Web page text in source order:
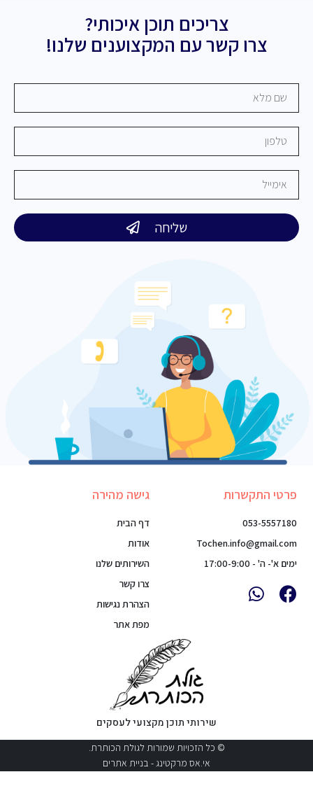
צריכים תוכן איכותי?
צרו קשר עם המקצוענים שלנו!
שליחה
שירותי תוכן מקצועי לעסקים
גישה מהירה
דף הבית
אודות
השירותים שלנו
צרו קשר
הצהרת נגישות
מפת אתר
פרטי התקשרות
053-5557180
Tochen.info@gmail.com
ימים א'- ה' - 17:00-9:00
© כל הזכויות שמורות לגולת הכותרת.
אי.אס מרקטינג - בניית אתרים